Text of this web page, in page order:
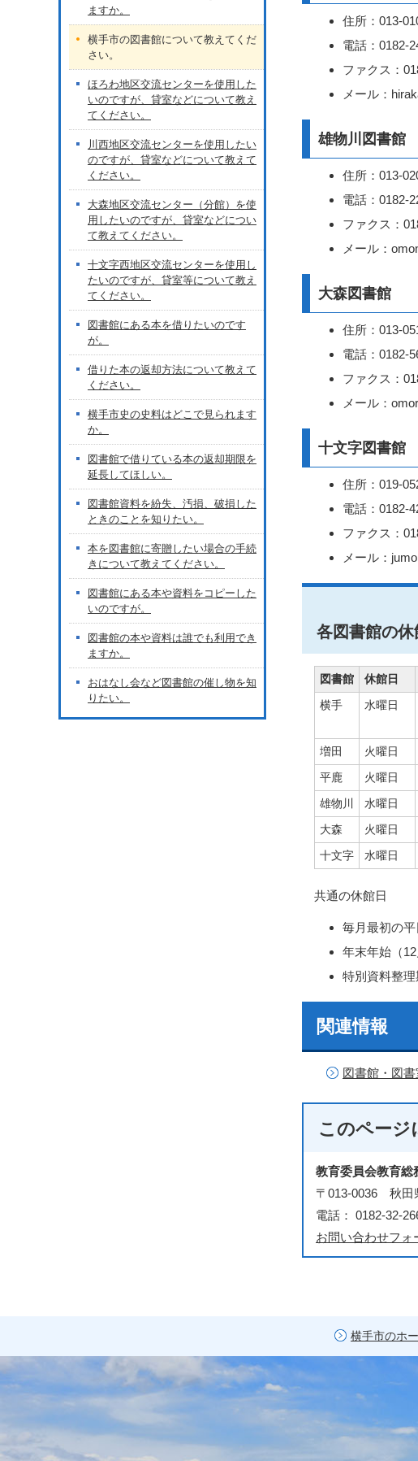
住所：013-
電話：0182-
ファクス：
メール：
雄物川図書館
住所：013-
電話：0182-
ファクス：
メール：
大森図書館
住所：013-
電話：0182-
ファクス：
メール：
十文字図書館
住所：019-
電話：0182-
ファクス：
メール：
各図書館の休
図書館 休館日
横手
水曜日
増田
火曜日
平鹿
火曜日
雄物川
水曜日
大森
火曜日
十文字
水曜日
共通の休館日
毎月最初の平
年末年始（12
特別資料整理
関連情報
図書館・図
このページ
教育委員会教育総
〒013-0036 秋田
電話： 0182-32-
お問い合わせフォ
ますか。
横手市の図書館について教えてくだ
さい。
ほろわ地区交流センターを使用した
いのですが、貸室などについて教え
てください。
川西地区交流センターを使用したい
のですが、貸室などについて教えて
ください。
大森地区交流センター（分館）を使
用したいのですが、貸室などについ
て教えてください。
十文字西地区交流センターを使用し
たいのですが、貸室等について教え
てください。
図書館にある本を借りたいのです
が。
借りた本の返却方法について教えて
ください。
横手市史の史料はどこで見られます
か。
図書館で借りている本の返却期限を
延長してほしい。
図書館資料を紛失、汚損、破損した
ときのことを知りたい。
本を図書館に寄贈したい場合の手続
きについて教えてください。
図書館にある本や資料をコピーした
いのですが。
図書館の本や資料は誰でも利用でき
ますか。
おはなし会など図書館の催し物を知
りたい。
横手市のホ